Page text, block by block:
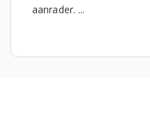
DFN1000X 7659542642
aanrader. ...